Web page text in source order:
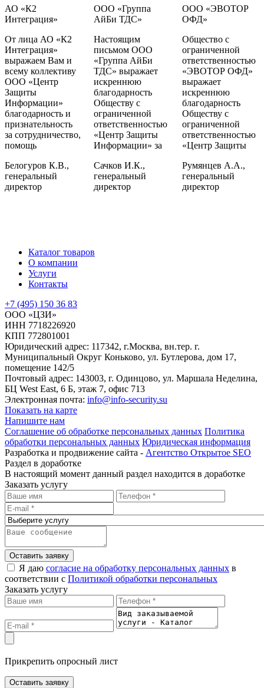
АО «К2
Интеграция»
От лица АО «К2
Интеграция»
выражаем Вам и
всему коллективу
ООО «Центр
Защиты
Информации»
благодарность и
признательность
за сотрудничество,
помощь
Белогуров К.В.,
генеральный
директор
ООО «Группа
АйБи ТДС»
Настоящим
письмом ООО
«Группа АйБи
ТДС» выражает
искреннюю
благодарность
Обществу с
ограниченной
ответственностью
«Центр Защиты
Информации» за
Сачков И.К.,
генеральный
директор
ООО «ЭВОТОР
ОФД»
Общество с
ограниченной
ответственностью
«ЭВОТОР ОФД»
выражает
искреннюю
благодарность
Обществу с
ограниченной
ответственностью
«Центр Защиты
Румянцев А.А.,
генеральный
директор
Каталог товаров
О компании
Услуги
Контакты
+7 (495) 150 36 83
ООО «ЦЗИ»
ИНН 7718226920
КПП 772801001
Юридический адрес: 117342, г.Москва, вн.тер. г.
Муниципальный Округ Коньково, ул. Бутлерова, дом 17,
помещение 142/5
Почтовый адрес: 143003, г. Одинцово, ул. Маршала Неделина,
БЦ West East, 6 Б, этаж 7, офис 713
Электронная почта: info@info-security.su
Показать на карте
Напишите нам
Соглашение об обработке персональных данных Политика
обработки персональных данных Юридическая информация
Разработка и продвижение сайта - Агентство Открытое SEO
Раздел в доработке
В настоящий момент данный раздел находится в доработке
Заказать услугу
Оставить заявку
Я даю согласие на обработку персональных данных в
соответствии с Политикой обработки персональных
Заказать услугу
Прикрепить опросный лист
Оставить заявку